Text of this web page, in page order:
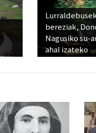
bereziak,
Nagusiko su-
ahal izateko